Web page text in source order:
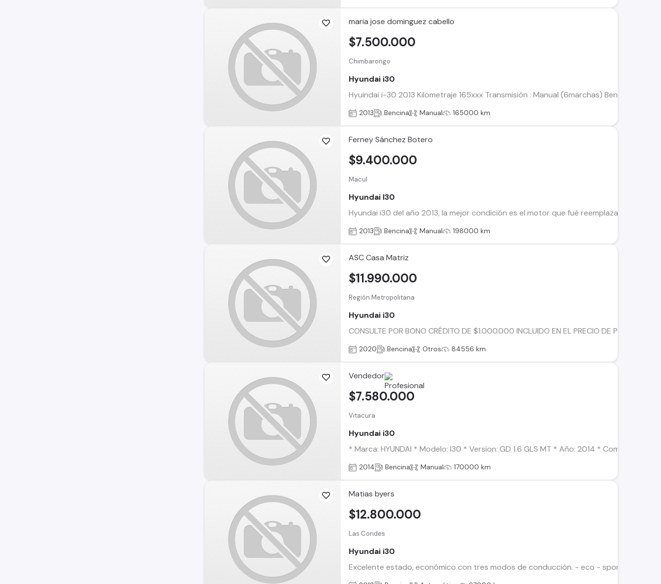
maria jose dominguez cabello
Chimbarongo
Hyundai i30
Hyuindai i-30 2013 Kilometraje 165xxx Transmisión : Manual (6marchas) Bencinero
$7.500.000
2013 Bencina Manual 165000 km
Ferney Sánchez Botero
Macul
Hyundai I30
Hyundai i30 del año 2013, la mejor condición es el motor que fué reemplazado a
$9.400.000
2013 Bencina Manual 198000 km
ASC Casa Matriz
Región Metropolitana
Hyundai i30
CONSULTE POR BONO CRÉDITO DE $1.000.000 INCLUIDO EN EL PRECIO DE
$11.990.000
2020 Bencina Otros 84556 km
Vendedor
Vitacura
Hyundai i30
* Marca: HYUNDAI * Modelo: I30 * Version: GD 1.6 GLS MT * Año: 2014 *
$7.580.000
2014 Bencina Manual 170000 km
Matias byers
Las Condes
Hyundai i30
Excelente estado, económico con tres modos de conducción. - eco - sport - normal
$12.800.000